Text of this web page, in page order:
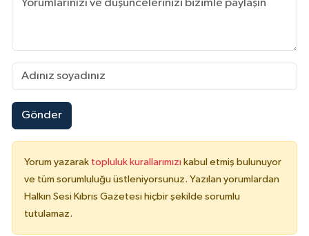
Gönder
Yorum yazarak topluluk kurallarımızı kabul etmiş bulunuyor
ve tüm sorumluluğu üstleniyorsunuz. Yazılan yorumlardan
Halkın Sesi Kıbrıs Gazetesi hiçbir şekilde sorumlu
tutulamaz.